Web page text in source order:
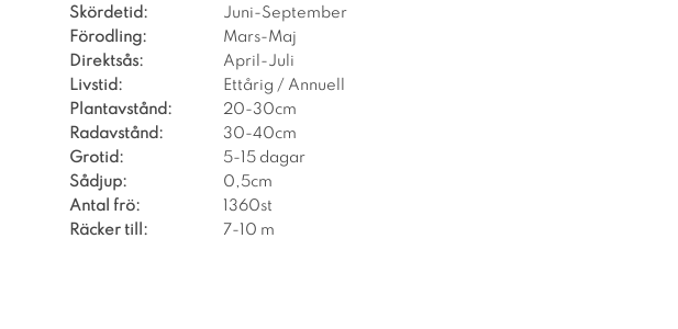
Skördetid:
Juni-September
Förodling:
Mars-Maj
Direktsås:
April-Juli
Livstid:
Ettårig / Annuell
Plantavstånd:
20-30cm
Radavstånd:
30-40cm
Grotid:
5-15 dagar
Sådjup:
0,5cm
Antal frö:
1360st
Räcker till:
7-10 m